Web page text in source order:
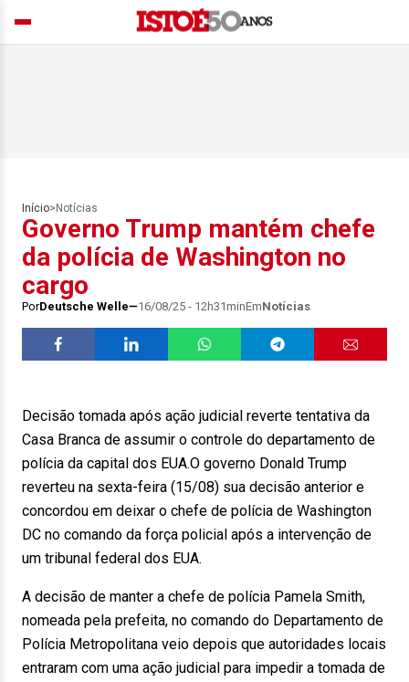
Início> Notícias
Governo Trump mantém chefe
da polícia de Washington no
cargo
PorDeutsche Welle 16/08/25 - 12h31minEmNotícias
Decisão tomada após ação judicial reverte tentativa da
Casa Branca de assumir o controle do departamento de
polícia da capital dos EUA.O governo Donald Trump
reverteu na sexta-feira (15/08) sua decisão anterior e
concordou em deixar o chefe de polícia de Washington
DC no comando da força policial após a intervenção de
um tribunal federal dos EUA.
A decisão de manter a chefe de polícia Pamela Smith,
nomeada pela prefeita, no comando do Departamento de
Polícia Metropolitana veio depois que autoridades locais
entraram com uma ação judicial para impedir a tomada de